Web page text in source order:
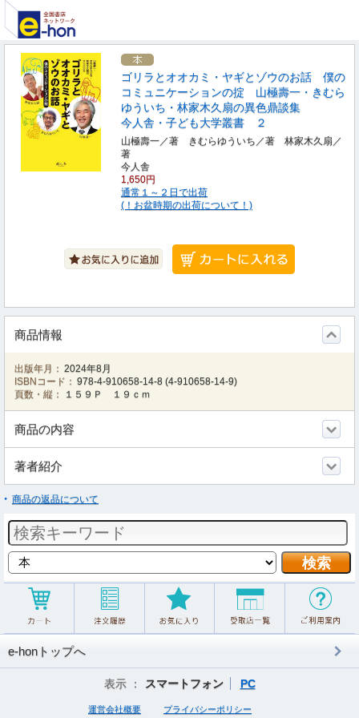
ゴリラとオオカミ・ヤギとゾウのお話 僕の
コミュニケーションの掟 山極壽一・きむら
ゆういち・林家木久扇の異色鼎談集
今人舎・子ども大学叢書 ２
山極壽一／著 きむらゆういち／著 林家木久扇／
著
今人舎
1,650円
通常１～２日で出荷
(！お盆時期の出荷について！)
商品情報
出版年月： 2024年8月
ISBNコード： 978-4-910658-14-8 (4-910658-14-9)
頁数・縦：
１５９Ｐ １９ｃｍ
商品の内容
著者紹介
商品の返品について
e-honトップへ
表示 ： スマートフォン PC
運営会社概要 プライバシーポリシー